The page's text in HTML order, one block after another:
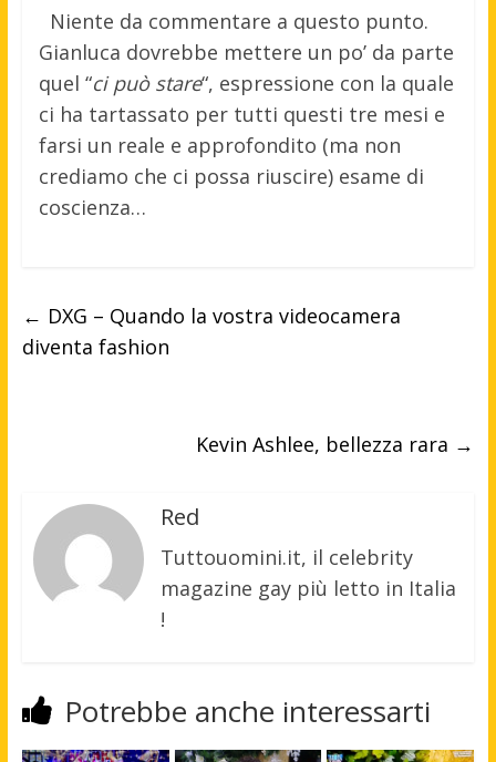
Niente da commentare a questo punto.
Gianluca dovrebbe mettere un po’ da parte
quel “ci può stare“, espressione con la quale
ci ha tartassato per tutti questi tre mesi e
farsi un reale e approfondito (ma non
crediamo che ci possa riuscire) esame di
coscienza…
← DXG – Quando la vostra videocamera
diventa fashion
Kevin Ashlee, bellezza rara →
Red
Tuttouomini.it, il celebrity
magazine gay più letto in Italia
!
Potrebbe anche interessarti